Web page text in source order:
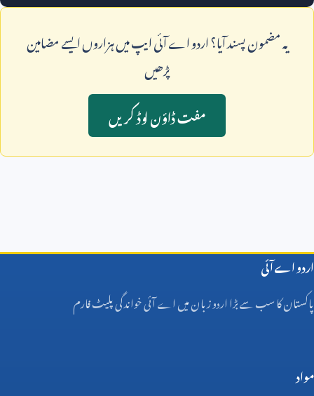
يہ مضمون پسند آيا؟ اردو اے آئی ايپ ميں ہزاروں ايسے مضامين
پڑھيں
مفت ڈاؤن لوڈ کريں
اردو اے آئی
پاکستان کا سب سے بڑا اردو زبان میں اے آئی خواندگی پلیٹ فارم
مواد